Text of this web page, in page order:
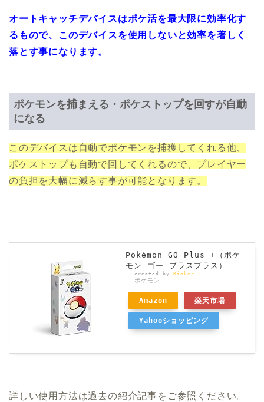
オートキャッチデバイスはポケ活を最大限に効率化す
るもので、このデバイスを使用しないと効率を著しく
落とす事になります。
ポケモンを捕まえる・ポケストップを回すが自動
になる
このデバイスは自動でポケモンを捕獲してくれる他、
ポケストップも自動で回してくれるので、プレイヤー
の負担を大幅に減らす事が可能となります。
Pokémon GO Plus +（ポケ
モン ゴー プラスプラス）
created by Rinker
ポケモン
Amazon 楽天市場
Yahooショッピング
詳しい使用方法は過去の紹介記事をご参照ください。